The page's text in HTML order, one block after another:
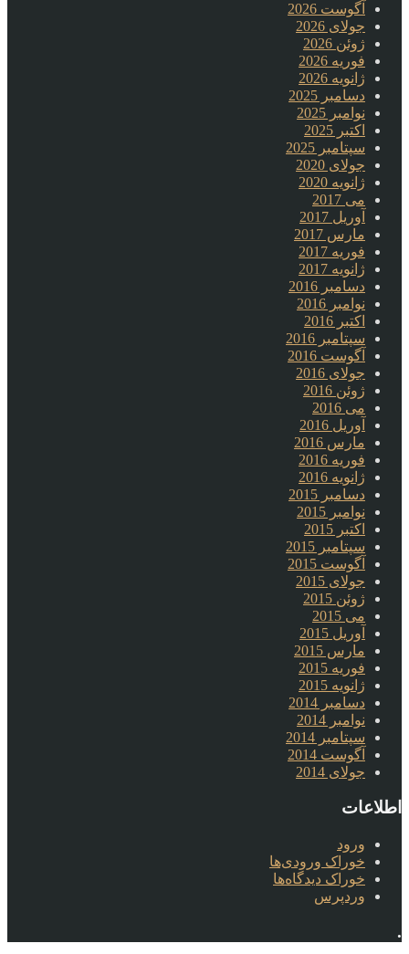
آگوست 2026
جولای 2026
ژوئن 2026
فوریه 2026
ژانویه 2026
دسامبر 2025
نوامبر 2025
اکتبر 2025
سپتامبر 2025
جولای 2020
ژانویه 2020
می 2017
آوریل 2017
مارس 2017
فوریه 2017
ژانویه 2017
دسامبر 2016
نوامبر 2016
اکتبر 2016
سپتامبر 2016
آگوست 2016
جولای 2016
ژوئن 2016
می 2016
آوریل 2016
مارس 2016
فوریه 2016
ژانویه 2016
دسامبر 2015
نوامبر 2015
اکتبر 2015
سپتامبر 2015
آگوست 2015
جولای 2015
ژوئن 2015
می 2015
آوریل 2015
مارس 2015
فوریه 2015
ژانویه 2015
دسامبر 2014
نوامبر 2014
سپتامبر 2014
آگوست 2014
جولای 2014
اطلاعات
ورود
خوراک ورودی‌ها
خوراک دیدگاه‌ها
وردپرس
.